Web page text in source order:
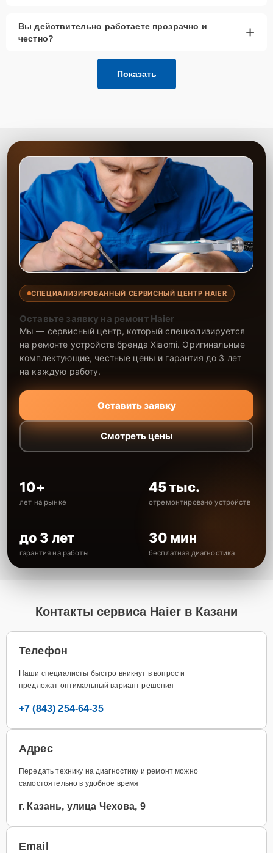
Вы действительно работаете прозрачно и
честно?
+
Показать
СПЕЦИАЛИЗИРОВАННЫЙ СЕРВИСНЫЙ ЦЕНТР HAIER
Оставьте заявку на ремонт Haier
Мы — сервисный центр, который специализируется
на ремонте устройств бренда Xiaomi. Оригинальные
комплектующие, честные цены и гарантия до 3 лет
на каждую работу.
Оставить заявку
Смотреть цены
10+
лет на рынке
45 тыс.
отремонтировано устройств
до 3 лет
гарантия на работы
30 мин
бесплатная диагностика
Контакты сервиса Haier в Казани
Телефон
Наши специалисты быстро вникнут в вопрос и
предложат оптимальный вариант решения
+7 (843) 254-64-35
Адрес
Передать технику на диагностику и ремонт можно
самостоятельно в удобное время
г. Казань, улица Чехова, 9
Email